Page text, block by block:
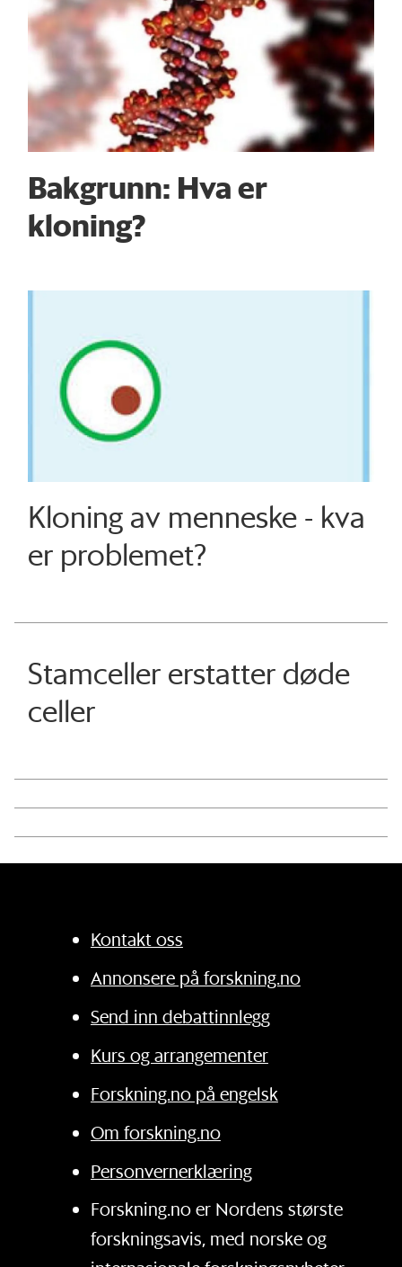
Bakgrunn: Hva er
kloning?
Kloning av menneske - kva
er problemet?
Stamceller erstatter døde
celler
Kontakt oss
Annonsere på forskning.no
Send inn debattinnlegg
Kurs og arrangementer
Forskning.no på engelsk
Om forskning.no
Personvernerklæring
Forskning.no er Nordens største
forskningsavis, med norske og